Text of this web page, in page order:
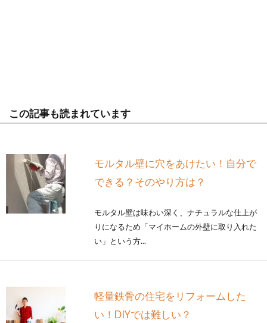
この記事も読まれています
モルタル壁に穴をあけたい！自分で
できる？そのやり方は？
モルタル壁は味わい深く、ナチュラルな仕上が
りになるため「マイホームの外壁に取り入れた
い」という方...
軽量鉄骨の住宅をリフォームした
い！DIYでは難しい？